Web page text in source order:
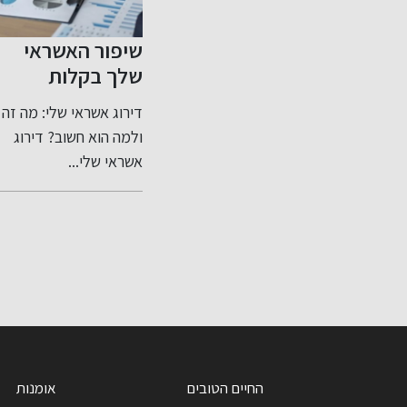
צעד נוסף בפתיחת
שוק התשלומים
בישראל לתחרות
חברת WorldCom
Finance קיבלה רישיון
למתן שירותי תשלום
מרשות ניירות...
החיים הטובים אומנות